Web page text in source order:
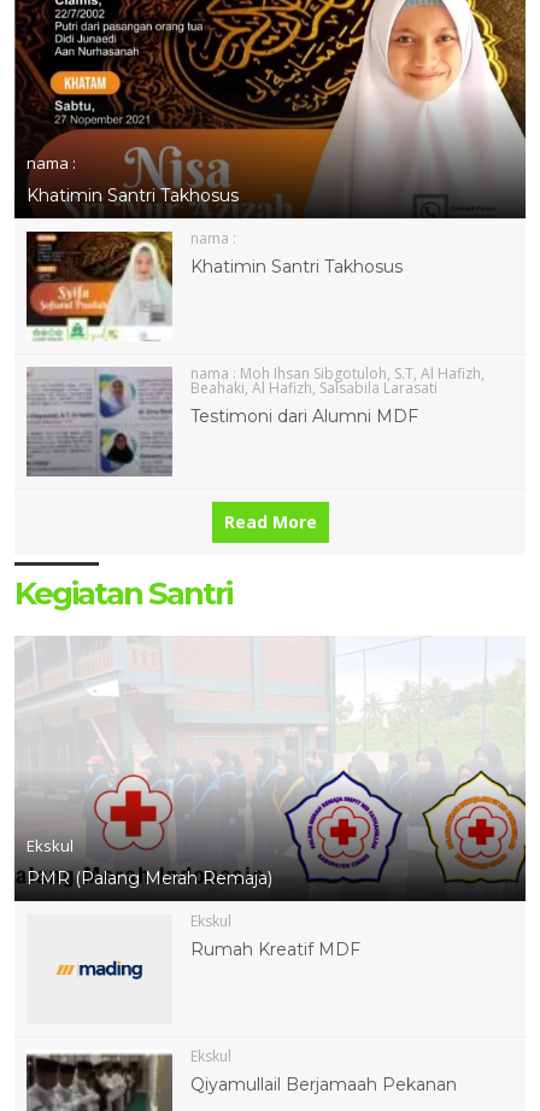
nama :
Khatimin Santri Takhosus
nama :
Khatimin Santri Takhosus
nama : Moh Ihsan Sibgotuloh, S.T, Al Hafizh,
Beahaki, Al Hafizh, Salsabila Larasati
Testimoni dari Alumni MDF
Read More
Kegiatan Santri
Ekskul
PMR (Palang Merah Remaja)
Ekskul
Rumah Kreatif MDF
Ekskul
Qiyamullail Berjamaah Pekanan